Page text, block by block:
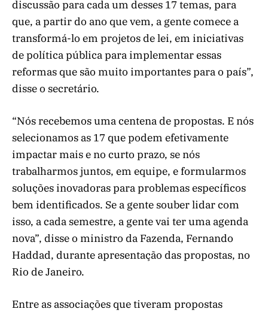
discussão para cada um desses 17 temas, para
que, a partir do ano que vem, a gente comece a
transformá-lo em projetos de lei, em iniciativas
de política pública para implementar essas
reformas que são muito importantes para o país”,
disse o secretário.
“Nós recebemos uma centena de propostas. E nós
selecionamos as 17 que podem efetivamente
impactar mais e no curto prazo, se nós
trabalharmos juntos, em equipe, e formularmos
soluções inovadoras para problemas específicos
bem identificados. Se a gente souber lidar com
isso, a cada semestre, a gente vai ter uma agenda
nova”, disse o ministro da Fazenda, Fernando
Haddad, durante apresentação das propostas, no
Rio de Janeiro.
Entre as associações que tiveram propostas